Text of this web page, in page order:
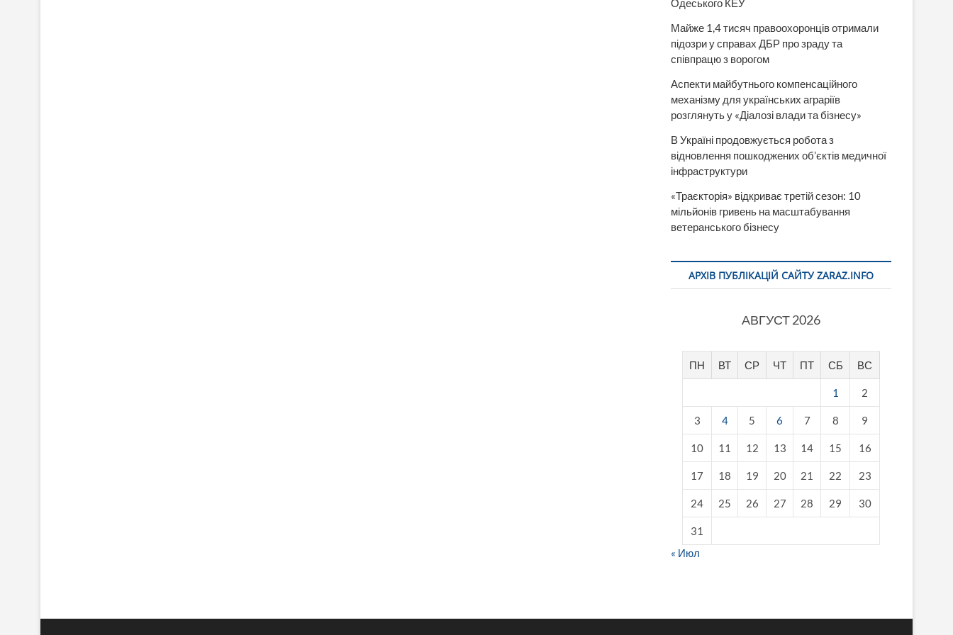
Одеського КЕУ
Майже 1,4 тисяч правоохоронців отримали
підозри у справах ДБР про зраду та
співпрацю з ворогом
Аспекти майбутнього компенсаційного
механізму для українських аграріїв
розглянуть у «Діалозі влади та бізнесу»
В Україні продовжується робота з
відновлення пошкоджених об’єктів медичної
інфраструктури
«Траєкторія» відкриває третій сезон: 10
мільйонів гривень на масштабування
ветеранського бізнесу
АРХІВ ПУБЛІКАЦІЙ САЙТУ ZARAZ.INFO
АВГУСТ 2026
ПН ВТ СР ЧТ ПТ СБ ВС
1 2
3 4 5 6 7 8 9
10 11 12 13 14 15 16
17 18 19 20 21 22 23
24 25 26 27 28 29 30
31
« Июл